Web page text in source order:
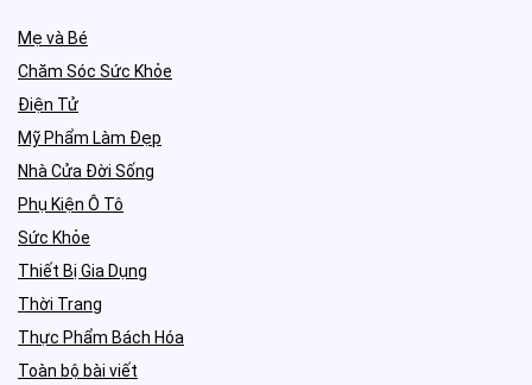
Mẹ và Bé
Chăm Sóc Sức Khỏe
Điện Tử
Mỹ Phẩm Làm Đẹp
Nhà Cửa Đời Sống
Phụ Kiện Ô Tô
Sức Khỏe
Thiết Bị Gia Dụng
Thời Trang
Thực Phẩm Bách Hóa
Toàn bộ bài viết